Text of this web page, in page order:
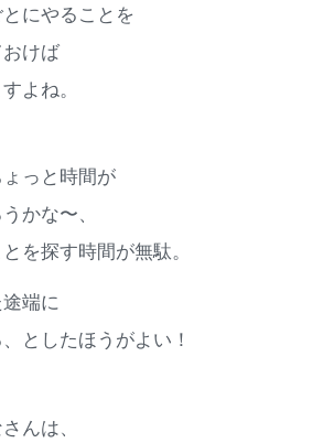
にやることを
けば
よね。
っと時間が
かな〜、
を探す時間が無駄。
端に
としたほうがよい！
んは、